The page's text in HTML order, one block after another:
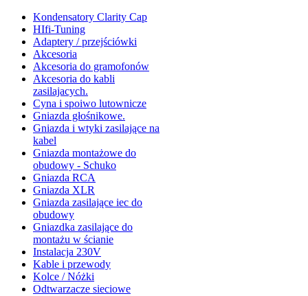
Kondensatory Clarity Cap
HIfi-Tuning
Adaptery / przejściówki
Akcesoria
Akcesoria do gramofonów
Akcesoria do kabli
zasilajacych.
Cyna i spoiwo lutownicze
Gniazda głośnikowe.
Gniazda i wtyki zasilające na
kabel
Gniazda montażowe do
obudowy - Schuko
Gniazda RCA
Gniazda XLR
Gniazda zasilające iec do
obudowy
Gniazdka zasilające do
montażu w ścianie
Instalacja 230V
Kable i przewody
Kolce / Nóżki
Odtwarzacze sieciowe